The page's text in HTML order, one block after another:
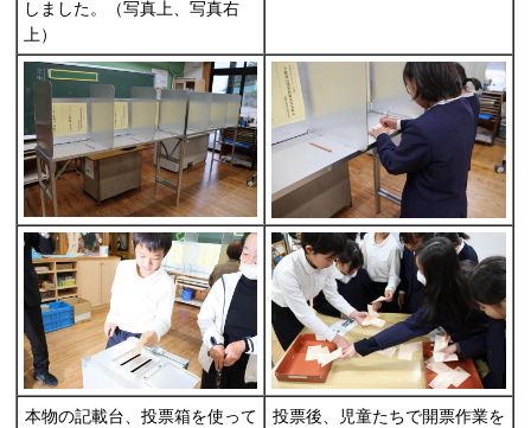
しました。（写真上、写真右
上）
本物の記載台、投票箱を使って
投票後、児童たちで開票作業を